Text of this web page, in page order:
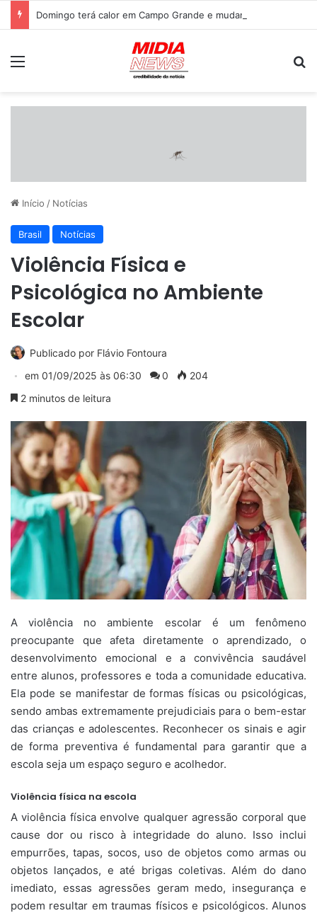
Início / Notícias
Brasil Notícias
Violência Física e
Psicológica no Ambiente
Escolar
Publicado por Flávio Fontoura
em 01/09/2025 às 06:30 0
204
2 minutos de leitura
A violência no ambiente escolar é um fenômeno
preocupante que afeta diretamente o aprendizado, o
desenvolvimento emocional e a convivência saudável
entre alunos, professores e toda a comunidade educativa.
Ela pode se manifestar de formas físicas ou psicológicas,
sendo ambas extremamente prejudiciais para o bem-estar
das crianças e adolescentes. Reconhecer os sinais e agir
de forma preventiva é fundamental para garantir que a
escola seja um espaço seguro e acolhedor.
Violência física na escola
A violência física envolve qualquer agressão corporal que
cause dor ou risco à integridade do aluno. Isso inclui
empurrões, tapas, socos, uso de objetos como armas ou
objetos lançados, e até brigas coletivas. Além do dano
imediato, essas agressões geram medo, insegurança e
podem resultar em traumas físicos e psicológicos. Alunos